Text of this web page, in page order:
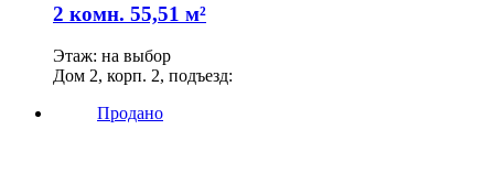
2 комн. 55,51 м²
Этаж: на выбор
Дом 2, корп. 2, подъезд:
Продано